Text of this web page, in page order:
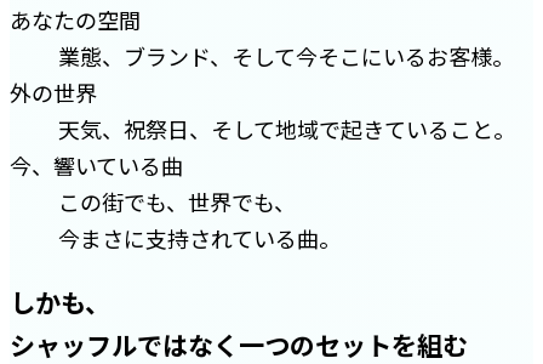
あなたの空間
業態、ブランド、そして今そこにいるお客様。
外の世界
天気、祝祭日、そして地域で起きていること。
今、響いている曲
この街でも、世界でも、
今まさに支持されている曲。
しかも、
シャッフルではなく一つのセットを組む